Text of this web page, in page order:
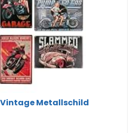
Metallschild